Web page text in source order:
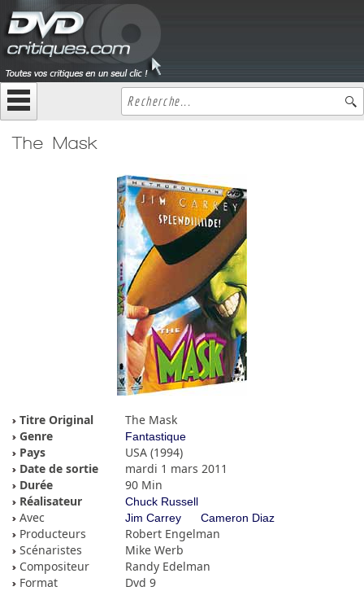
The Mask
Titre Original
The Mask
Genre
Fantastique
Pays
USA (1994)
Date de sortie
mardi 1 mars 2011
Durée
90 Min
Réalisateur
Chuck Russell
Avec Jim Carrey Cameron Diaz
Producteurs
Robert Engelman
Scénaristes
Mike Werb
Compositeur
Randy Edelman
Format
Dvd 9